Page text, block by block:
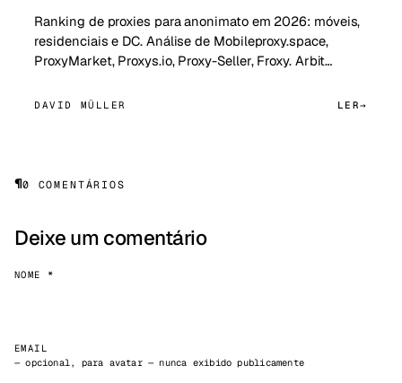
Ranking de proxies para anonimato em 2026: móveis,
residenciais e DC. Análise de Mobileproxy.space,
ProxyMarket, Proxys.io, Proxy-Seller, Froxy. Arbit…
DAVID MÜLLER LER
¶0 COMENTÁRIOS
Deixe um comentário
NOME *
EMAIL
— opcional, para avatar — nunca exibido publicamente